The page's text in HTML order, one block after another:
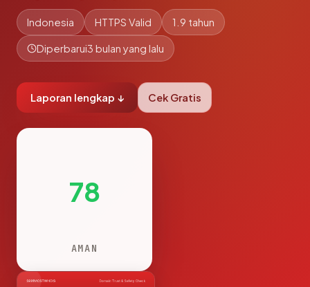
Indonesia HTTPS Valid 1.9 tahun
Diperbarui3 bulan yang lalu
Laporan lengkap ↓ Cek Gratis
78
AMAN